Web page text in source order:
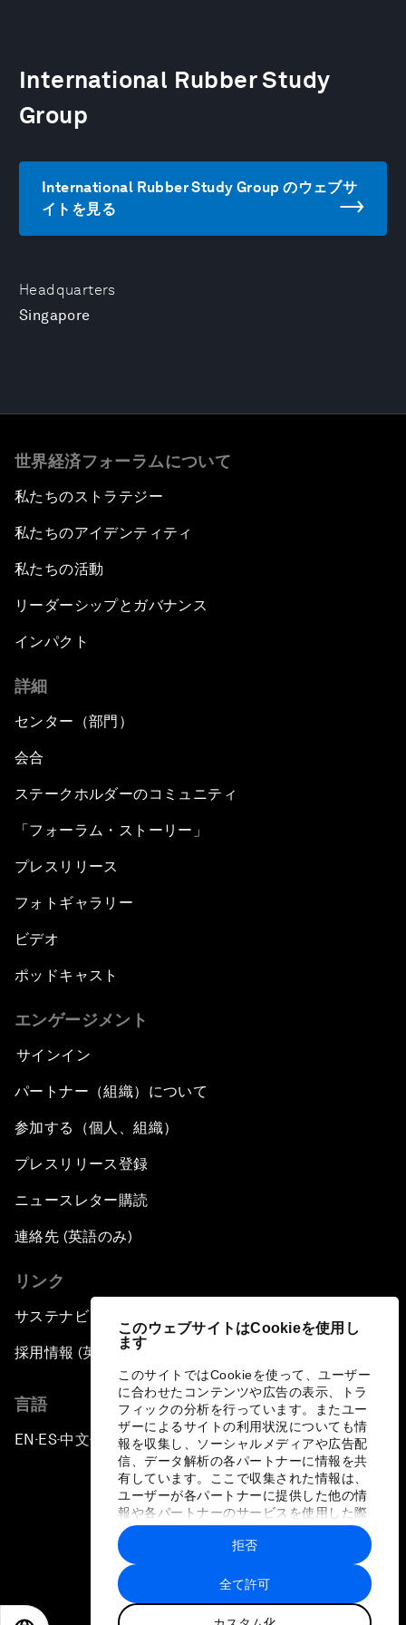
このウェブサイトはCookieを使用し
ます
このサイトではCookieを使って、ユーザー
に合わせたコンテンツや広告の表示、トラ
フィックの分析を行っています。またユー
ザーによるサイトの利用状況についても情
報を収集し、ソーシャルメディアや広告配
信、データ解析の各パートナーに情報を共
有しています。ここで収集された情報は、
ユーザーが各パートナーに提供した他の情
報や各パートナーのサービスを使用した際
に収集された情報と組み合わされ、各パー
トナーによって使用されることがありま
す。
全て許可
拒否
Headquarters
Singapore
International Rubber Study
Group
International Rubber Study Group のウェブサ
イトを見る
世界経済フォーラムについて
私たちのストラテジー
私たちのアイデンティティ
私たちの活動
リーダーシップとガバナンス
インパクト
詳細
センター（部門）
会合
ステークホルダーのコミュニティ
「フォーラム・ストーリー」
プレスリリース
フォトギャラリー
ビデオ
ポッドキャスト
エンゲージメント
サインイン
パートナー（組織）について
参加する（個人、組織）
プレスリリース登録
ニュースレター購読
連絡先 (英語のみ)
リンク
サステナビリティへの取り組み
採用情報 (英語のみ)
言語
EN ▪ES▪中文▪ 日本語
プライバシーポリシーと利用規約
サイトマップ